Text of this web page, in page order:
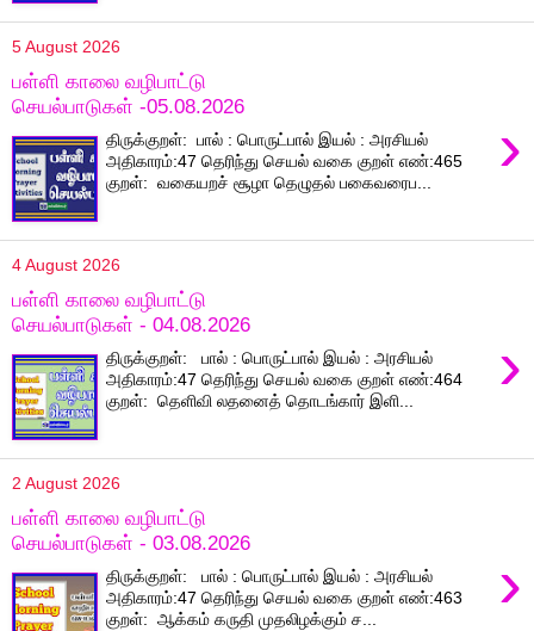
5 August 2026
பள்ளி காலை வழிபாட்டு
செயல்பாடுகள் -05.08.2026
›
திருக்குறள்: பால் : பொருட்பால் இயல் : அரசியல்
அதிகாரம்:47 தெரிந்து செயல் வகை குறள் எண்:465
குறள்: வகையறச் சூழா தெழுதல் பகைவரைப...
4 August 2026
பள்ளி காலை வழிபாட்டு
செயல்பாடுகள் - 04.08.2026
›
திருக்குறள்: பால் : பொருட்பால் இயல் : அரசியல்
அதிகாரம்:47 தெரிந்து செயல் வகை குறள் எண்:464
குறள்: தெளிவி லதனைத் தொடங்கார் இளி...
2 August 2026
பள்ளி காலை வழிபாட்டு
செயல்பாடுகள் - 03.08.2026
›
திருக்குறள்: பால் : பொருட்பால் இயல் : அரசியல்
அதிகாரம்:47 தெரிந்து செயல் வகை குறள் எண்:463
குறள்: ஆக்கம் கருதி முதலிழக்கும் ச...